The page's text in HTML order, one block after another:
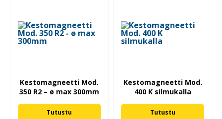
Kestomagneetti Mod.
350 R2 – ø max 300mm
Tutustu
Kestomagneetti Mod.
400 K silmukalla
Tutustu